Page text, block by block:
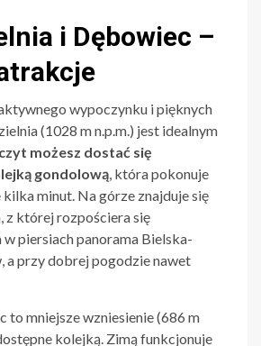
i Dębowiec –
wypoczynku i pięknych
(1028 m n.p.m.) jest idealnym
możesz dostać się
gondolową, która pokonuje
minut. Na górze znajduje się
z której rozpościera się
w piersiach panorama Bielska-
a przy dobrej pogodzie nawet
to mniejsze wzniesienie (686 m
kolejką. Zimą funkcjonuje